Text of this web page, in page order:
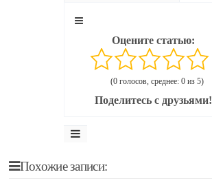
Оцените статью:
(0 голосов, среднее: 0 из 5)
Поделитесь с друзьями!
Похожие записи: